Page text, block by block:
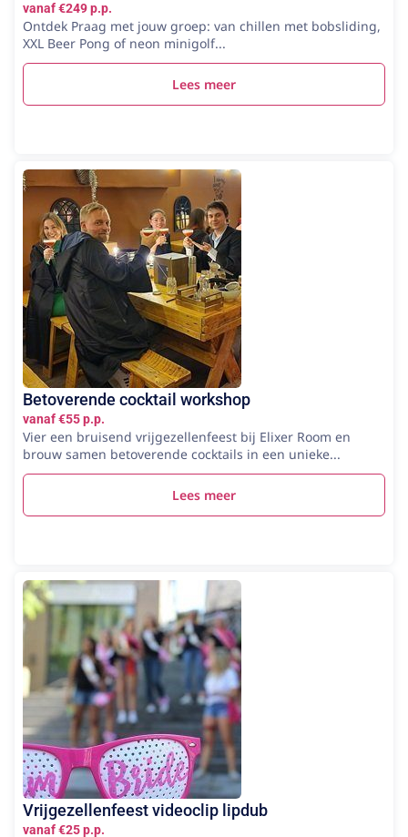
vanaf €249 p.p.
Ontdek Praag met jouw groep: van chillen met bobsliding,
XXL Beer Pong of neon minigolf...
Lees meer
Betoverende cocktail workshop
vanaf €55 p.p.
Vier een bruisend vrijgezellenfeest bij Elixer Room en
brouw samen betoverende cocktails in een unieke...
Lees meer
Vrijgezellenfeest videoclip lipdub
vanaf €25 p.p.